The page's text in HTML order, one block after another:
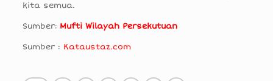
kita semua.
Sumber: Mufti Wilayah Persekutuan
Sumber : Kataustaz.com